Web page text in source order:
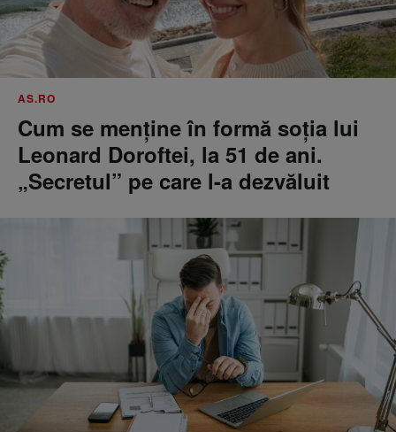
AS.RO
Cum se menţine în formă soţia lui
Leonard Doroftei, la 51 de ani.
„Secretul” pe care l-a dezvăluit